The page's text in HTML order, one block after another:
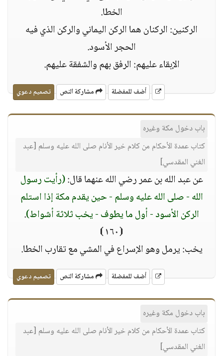
الخطا.
الركنين: الركنان هما الركن اليماني والركن الذي فيه
الحجر الأسود.
الإبقاء عليهم: الرفق بهم والشفقة عليهم.
أضف للمفضلة مشاركة النص تصميم دعوي
باب دخول مكة وغيره
كتاب عمدة الأحكام من كلام خير الأنام صلى الله عليه وسلم [عبد
الغني المقدسي]
عن عبد الله بن عمر رضي الله عنهما قال:(رأيت رسول
الله - صلى الله عليه وسلم - حين يقدم مكة إذا استلم
الركن الأسود - أول ما يطوف - يخب ثلاثة أشواط).
⦗١٦٠⦘
يخب: يرمل وهو الإسراع في المشي مع تقارب الخطا.
أضف للمفضلة مشاركة النص تصميم دعوي
باب دخول مكة وغيره
كتاب عمدة الأحكام من كلام خير الأنام صلى الله عليه وسلم [عبد
الغني المقدسي]